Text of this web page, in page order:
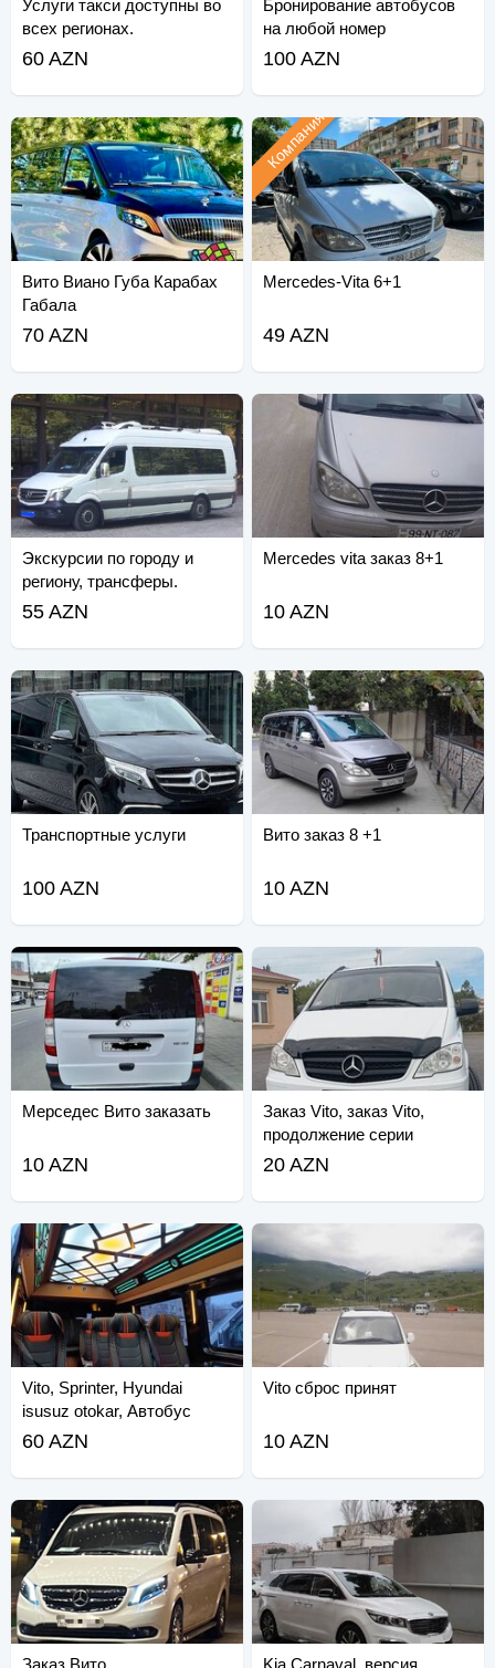
Услуги такси доступны во
всех регионах.
60 AZN
Бронирование автобусов
на любой номер
100 AZN
Вито Виано Губа Карабах
Габала
70 AZN
Mercedes-Vita 6+1
Компания
49 AZN
Экскурсии по городу и
региону, трансферы.
Спринтер.
55 AZN
Mercedes vita заказ 8+1
10 AZN
Транспортные услуги
100 AZN
Вито заказ 8 +1
10 AZN
Мерседес Вито заказать
10 AZN
Заказ Vito, заказ Vito,
продолжение серии
20 AZN
Vito, Sprinter, Hyundai
isusuz otokar, Автобус
60 AZN
Vito сброс принят
10 AZN
Заказ Вито
Kia Carnaval, версия